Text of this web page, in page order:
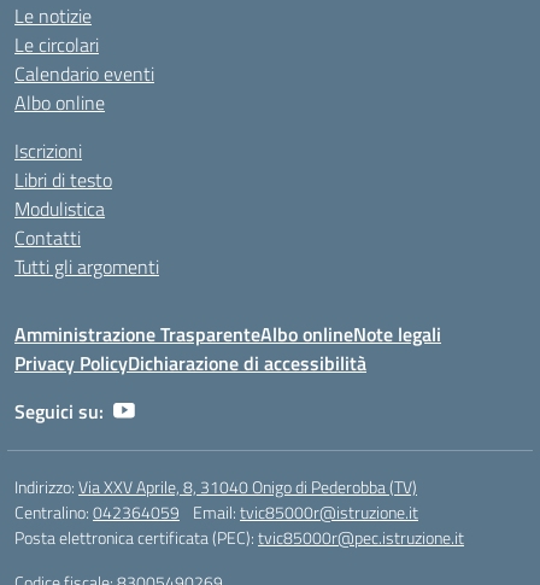
Le notizie
Le circolari
Calendario eventi
Albo online
Iscrizioni
Libri di testo
Modulistica
Contatti
Tutti gli argomenti
Amministrazione TrasparenteAlbo onlineNote legali
Privacy PolicyDichiarazione di accessibilità
Seguici su:
Indirizzo:Via XXV Aprile, 8, 31040 Onigo di Pederobba (TV)
Centralino:042364059 Email:tvic85000r@istruzione.it
Posta elettronica certificata (PEC):tvic85000r@pec.istruzione.it